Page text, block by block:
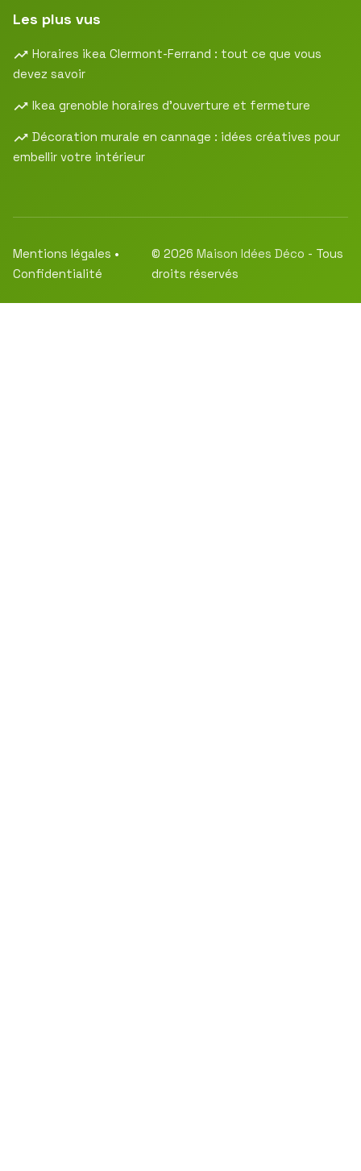
Les plus vus
Horaires ikea Clermont-Ferrand : tout ce que vous
devez savoir
Ikea grenoble horaires d’ouverture et fermeture
Décoration murale en cannage : idées créatives pour
embellir votre intérieur
Mentions légales •
Confidentialité
© 2026Maison Idées Déco - Tous
droits réservés